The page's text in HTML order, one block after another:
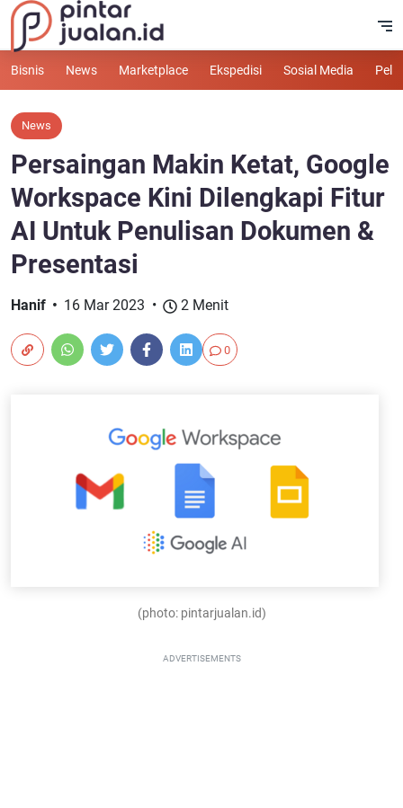
Bisnis News Marketplace Ekspedisi Sosial Media
News
Persaingan Makin Ketat, Google
Workspace Kini Dilengkapi Fitur
AI Untuk Penulisan Dokumen &
Presentasi
Hanif 16 Mar 2023 2 Menit
0
(photo: pintarjualan.id)
ADVERTISEMENTS